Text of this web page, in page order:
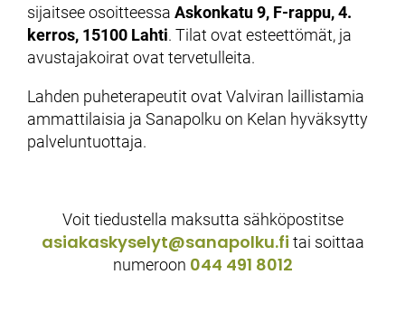
sijaitsee osoitteessa Askonkatu 9, F-rappu, 4.
kerros, 15100 Lahti. Tilat ovat esteettömät, ja
avustajakoirat ovat tervetulleita.
Lahden puheterapeutit ovat Valviran laillistamia
ammattilaisia ja Sanapolku on Kelan hyväksytty
palveluntuottaja.
Voit tiedustella maksutta sähköpostitse
asiakaskyselyt­@sanapolku.fi tai soittaa
numeroon 044 491 8012